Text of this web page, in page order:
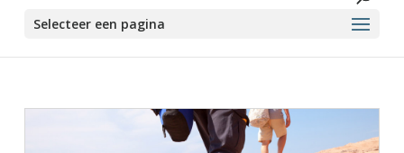
Selecteer een pagina